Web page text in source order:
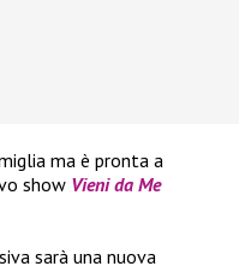
ma è pronta a
show Vieni da Me
sarà una nuova